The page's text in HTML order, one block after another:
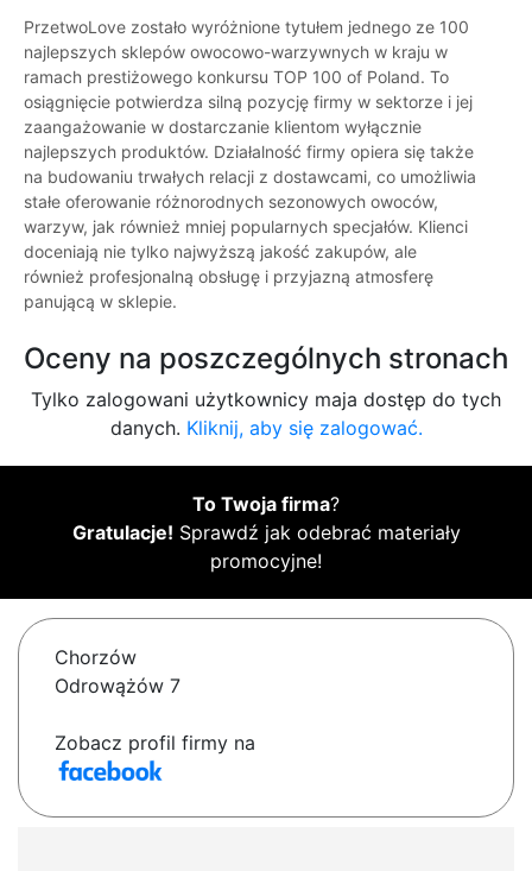
PrzetwoLove zostało wyróżnione tytułem jednego ze 100
najlepszych sklepów owocowo-warzywnych w kraju w
ramach prestiżowego konkursu TOP 100 of Poland. To
osiągnięcie potwierdza silną pozycję firmy w sektorze i jej
zaangażowanie w dostarczanie klientom wyłącznie
najlepszych produktów. Działalność firmy opiera się także
na budowaniu trwałych relacji z dostawcami, co umożliwia
stałe oferowanie różnorodnych sezonowych owoców,
warzyw, jak również mniej popularnych specjałów. Klienci
doceniają nie tylko najwyższą jakość zakupów, ale
również profesjonalną obsługę i przyjazną atmosferę
panującą w sklepie.
Oceny na poszczególnych stronach
Tylko zalogowani użytkownicy maja dostęp do tych
danych. Kliknij, aby się zalogować.
To Twoja firma?
Gratulacje! Sprawdź jak odebrać materiały
promocyjne!
Chorzów
Odrowążów 7
Zobacz profil firmy na